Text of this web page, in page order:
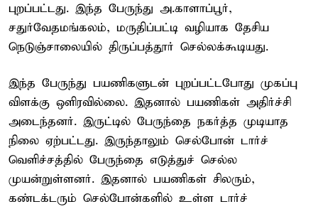
புறப்பட்டது. இந்த பேருந்து அ.காளாப்பூர்,
சதுர்வேதமங்கலம், மருதிப்பட்டி வழியாக தேசிய
நெடுஞ்சாலையில் திருப்பத்தூர் செல்லக்கூடியது.
இந்த பேருந்து பயணிகளுடன் புறப்பட்டபோது முகப்பு
விளக்கு ஒளிரவில்லை. இதனால் பயணிகள் அதிர்ச்சி
அடைந்தனர். இருட்டில் பேருந்தை நகர்த்த முடியாத
நிலை ஏற்பட்டது. இருந்தாலும் செல்போன் டார்ச்
வெளிச்சத்தில் பேருந்தை எடுத்துச் செல்ல
முயன்றுள்ளனர். இதனால் பயணிகள் சிலரும்,
கண்டக்டரும் செல்போன்களில் உள்ள டார்ச்